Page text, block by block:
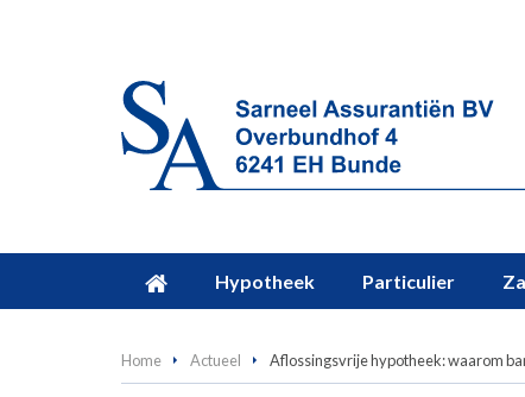
Hypotheek Particulier
Home Actueel Aflossingsvrije hypotheek: waarom